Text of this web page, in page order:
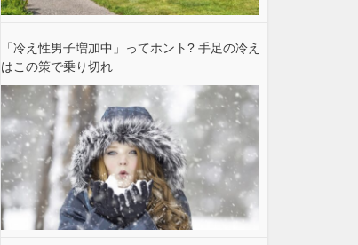
「冷え性男子増加中」ってホント? 手足の冷え
はこの策で乗り切れ